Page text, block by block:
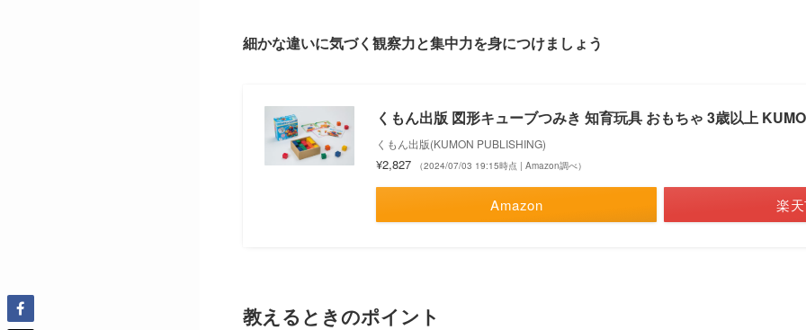
細かな違いに気づく観察力と集中力を身につけましょう
くもん出版 図形キューブつみき 知育玩具 おもちゃ 3歳以上
くもん出版(KUMON PUBLISHING)
¥2,827 （2024/07/03 19:15時点 | Amazon調べ）
Amazon 楽
教えるときのポイント